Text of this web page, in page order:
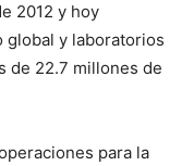
2012 y hoy
global y laboratorios
de 22.7 millones de
para la